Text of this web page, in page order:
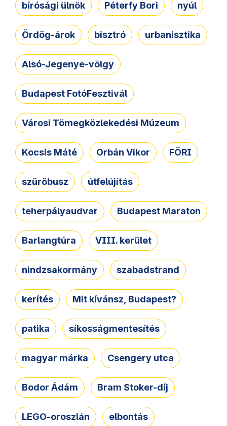
bírósági ülnök Péterfy Bori nyúl
Ördög-árok bisztró urbanisztika
Alsó-Jegenye-völgy
Budapest FotóFesztivál
Városi Tömegközlekedési Múzeum
Kocsis Máté Orbán Vikor FÖRI
szűrőbusz útfelújítás
teherpályaudvar Budapest Maraton
Barlangtúra VIII. kerület
nindzsakormány szabadstrand
kerítés Mit kívánsz, Budapest?
patika síkosságmentesítés
magyar márka Csengery utca
Bodor Ádám Bram Stoker-díj
LEGO-oroszlán elbontás